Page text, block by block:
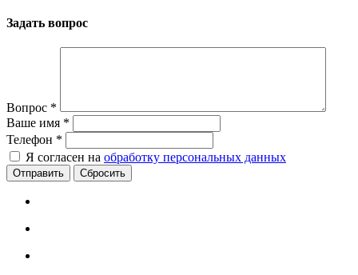
Задать вопрос
Вопрос *
Ваше имя *
Телефон *
Я согласен на обработку персональных данных
Сбросить